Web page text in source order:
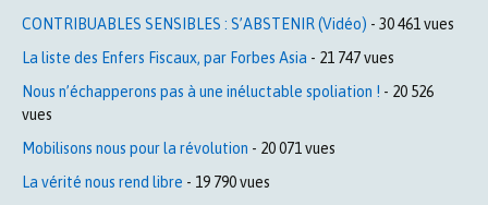
CONTRIBUABLES SENSIBLES : S’ABSTENIR (Vidéo) - 30 461 vues
La liste des Enfers Fiscaux, par Forbes Asia - 21 747 vues
Nous n’échapperons pas à une inéluctable spoliation ! - 20 526
vues
Mobilisons nous pour la révolution - 20 071 vues
La vérité nous rend libre - 19 790 vues